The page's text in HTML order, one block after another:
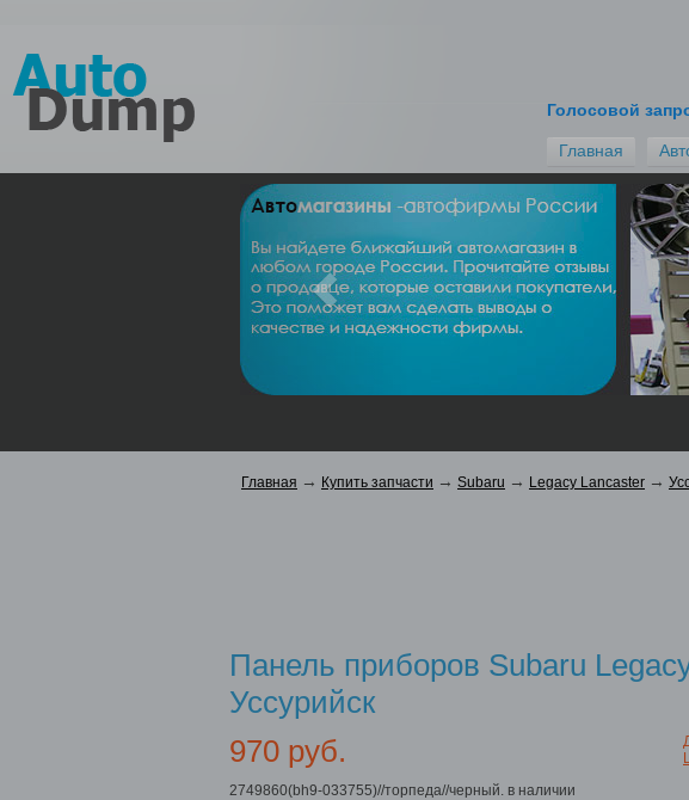
Голосовой
Главная
Главная → Купить запчасти → Subaru → Legacy Lancaster →
Панель приборов Subaru
Уссурийск
970 руб.
2749860(bh9-033755)//торпеда//черный. в наличии
Выберите лучшую
Скрыть